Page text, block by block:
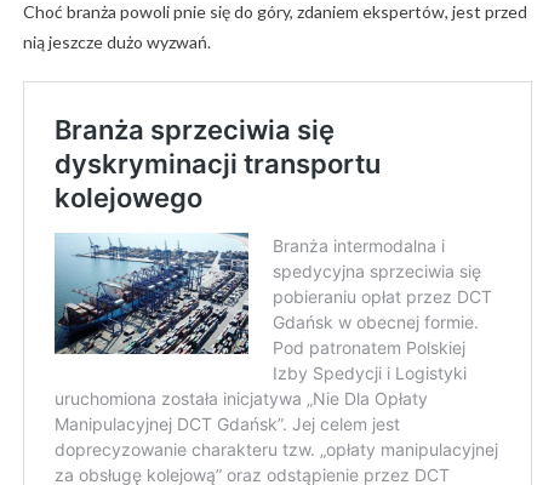
Choć branża powoli pnie się do góry, zdaniem ekspertów, jest przed
nią jeszcze dużo wyzwań.